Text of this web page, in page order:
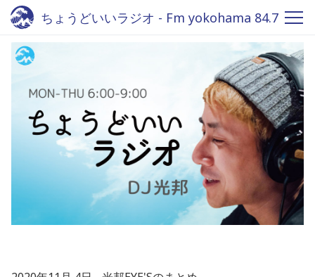
ちょうどいいラジオ - Fm yokohama 84.7